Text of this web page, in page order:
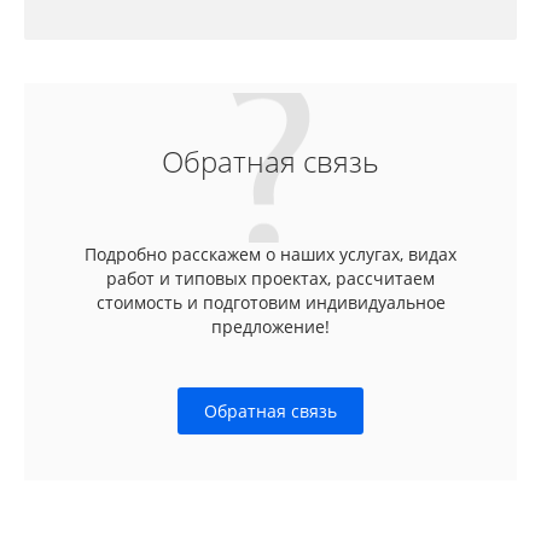
Обратная связь
Подробно расскажем о наших услугах, видах
работ и типовых проектах, рассчитаем
стоимость и подготовим индивидуальное
предложение!
Обратная связь